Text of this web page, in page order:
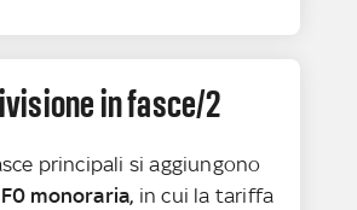
in fasce/2
principali si aggiungono
F0 monoraria, in cui la tariffa